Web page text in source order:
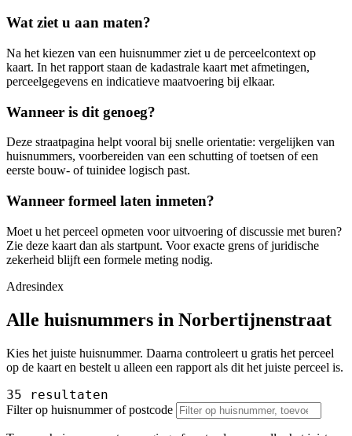
Wat ziet u aan maten?
Na het kiezen van een huisnummer ziet u de perceelcontext op
kaart. In het rapport staan de kadastrale kaart met afmetingen,
perceelgegevens en indicatieve maatvoering bij elkaar.
Wanneer is dit genoeg?
Deze straatpagina helpt vooral bij snelle orientatie: vergelijken van
huisnummers, voorbereiden van een schutting of toetsen of een
eerste bouw- of tuinidee logisch past.
Wanneer formeel laten inmeten?
Moet u het perceel opmeten voor uitvoering of discussie met buren?
Zie deze kaart dan als startpunt. Voor exacte grens of juridische
zekerheid blijft een formele meting nodig.
Adresindex
Alle huisnummers in Norbertijnenstraat
Kies het juiste huisnummer. Daarna controleert u gratis het perceel
op de kaart en bestelt u alleen een rapport als dit het juiste perceel is.
35 resultaten
Filter op huisnummer of postcode